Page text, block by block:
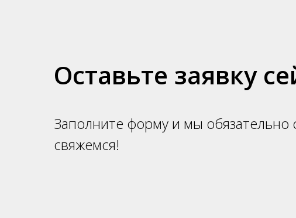
Оставьте заявку
Заполните форму и мы обязательно
свяжемся!